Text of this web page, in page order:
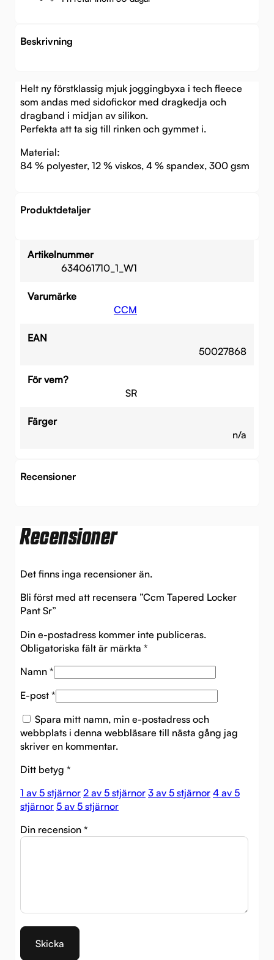
Beskrivning
Helt ny förstklassig mjuk joggingbyxa i tech fleece
som andas med sidofickor med dragkedja och
dragband i midjan av silikon.
Perfekta att ta sig till rinken och gymmet i.
Material:
84 % polyester, 12 % viskos, 4 % spandex, 300 gsm
Produktdetaljer
Artikelnummer
634061710_1_W1
Varumärke
CCM
EAN
50027868
För vem?
SR
Färger
n/a
Recensioner
Recensioner
Det finns inga recensioner än.
Bli först med att recensera ”Ccm Tapered Locker
Pant Sr”
Din e-postadress kommer inte publiceras.
Obligatoriska fält är märkta *
Namn *
E-post *
Spara mitt namn, min e-postadress och
webbplats i denna webbläsare till nästa gång jag
skriver en kommentar.
Ditt betyg *
1 av 5 stjärnor 2 av 5 stjärnor 3 av 5 stjärnor 4 av 5
stjärnor 5 av 5 stjärnor
Din recension *